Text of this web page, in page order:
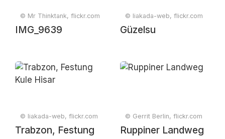
© Mr Thinktank, flickr.com
IMG_9639
© liakada-web, flickr.com
Güzelsu
© liakada-web, flickr.com
Trabzon, Festung
© Gerrit Berlin, flickr.com
Ruppiner Landweg